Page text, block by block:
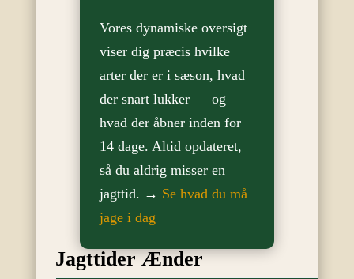
Vores dynamiske oversigt
viser dig præcis hvilke
arter der er i sæson, hvad
der snart lukker — og
hvad der åbner inden for
14 dage. Altid opdateret,
så du aldrig misser en
jagttid. → Se hvad du må
jage i dag
Jagttider Ænder